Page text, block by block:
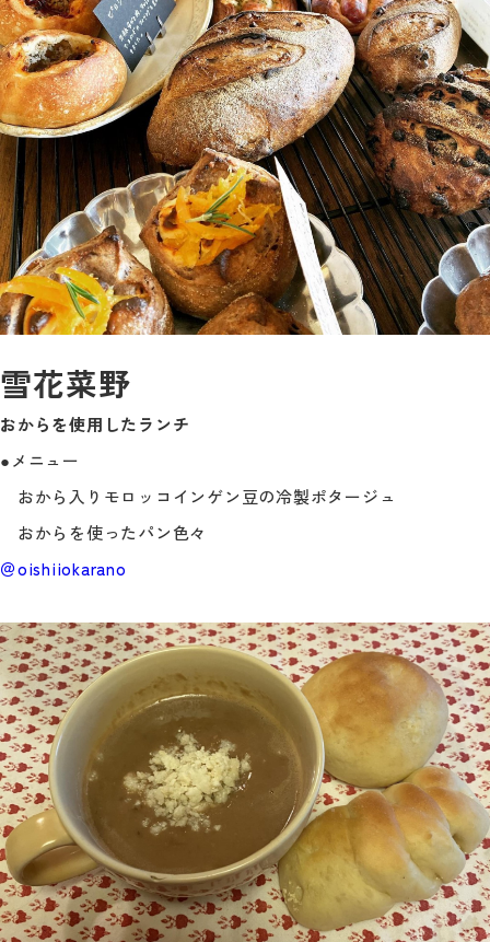
雪花菜野
おからを使用したランチ
●メニュー
おから入りモロッコインゲン豆の冷製ポタージュ
おからを使ったパン色々
＠oishiiokarano